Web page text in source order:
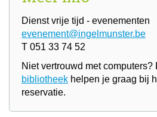
Dienst vrije tijd - evenementen
evenement@ingelmunster.be
T 051 33 74 52
Niet vertrouwd met computers?
bibliotheek helpen je graag bij
reservatie.